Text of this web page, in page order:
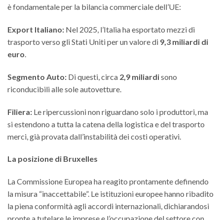
è fondamentale per la bilancia commerciale dell’UE:
Export Italiano: Nel 2025, l’Italia ha esportato mezzi di
trasporto verso gli Stati Uniti per un valore di 9,3 miliardi di
euro.
Segmento Auto: Di questi, circa 2,9 miliardisono
riconducibili alle sole autovetture.
Filiera: Le ripercussioni non riguardano solo i produttori, ma
si estendono a tutta la catena della logistica e del trasporto
merci, già provata dall’instabilità dei costi operativi.
La posizione di Bruxelles
La Commissione Europea ha reagito prontamente definendo
la misura “inaccettabile”. Le istituzioni europee hanno ribadito
la piena conformità agli accordi internazionali, dichiarandosi